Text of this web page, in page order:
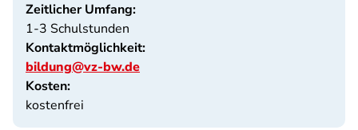
Zeitlicher Umfang:
1-3 Schulstunden
Kontaktmöglichkeit:
bildung@vz-bw.de
Kosten:
kostenfrei